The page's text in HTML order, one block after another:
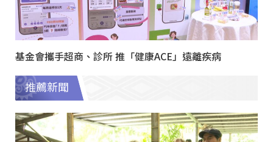
基金會攜手超商、診所 推「健康ACE」遠離疾病
推薦新聞